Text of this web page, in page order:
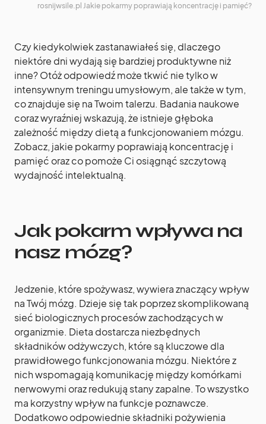
rosnijwsile.pl Jakie pokarmy poprawiają koncentrację i pamięć?
Czy kiedykolwiek zastanawiałeś się, dlaczego
niektóre dni wydają się bardziej produktywne niż
inne? Otóż odpowiedź może tkwić nie tylko w
intensywnym treningu umysłowym, ale także w tym,
co znajduje się na Twoim talerzu. Badania naukowe
coraz wyraźniej wskazują, że istnieje głęboka
zależność między dietą a funkcjonowaniem mózgu.
Zobacz, jakie pokarmy poprawiają koncentrację i
pamięć oraz co pomoże Ci osiągnąć szczytową
wydajność intelektualną.
Jak pokarm wpływa na
nasz mózg?
Jedzenie, które spożywasz, wywiera znaczący wpływ
na Twój mózg. Dzieje się tak poprzez skomplikowaną
sieć biologicznych procesów zachodzących w
organizmie. Dieta dostarcza niezbędnych
składników odżywczych, które są kluczowe dla
prawidłowego funkcjonowania mózgu. Niektóre z
nich wspomagają komunikację między komórkami
nerwowymi oraz redukują stany zapalne. To wszystko
ma korzystny wpływ na funkcje poznawcze.
Dodatkowo odpowiednie składniki pożywienia